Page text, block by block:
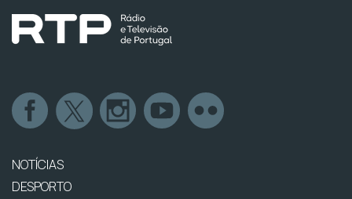
NOTÍCIAS
DESPORTO